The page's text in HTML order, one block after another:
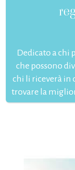
Dedicato a chi
che possono
chi li riceverà in
trovare la